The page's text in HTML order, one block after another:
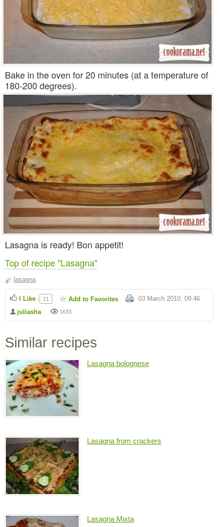
Bake in the oven for 20 minutes (at a temperature of
180-200 degrees).
Lasagna is ready! Bon appetit!
Top of recipe "Lasagna"
lasagna
1633
juliasha
03 March 2010, 09:46
I Like 11 Add to Favorites
Similar recipes
Lasagna bolognese
Lasagna from crackers
Lasagna Mixta